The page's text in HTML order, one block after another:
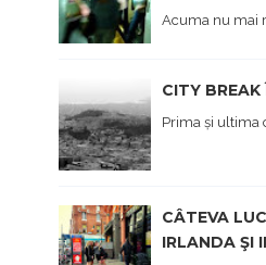
Acuma nu mai
CITY
Prima și ultima
CÂTEVA
IRLANDA ŞI